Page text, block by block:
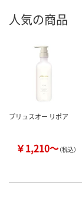
人気の商品
プリュスオー リポア
￥1,210～（税込）